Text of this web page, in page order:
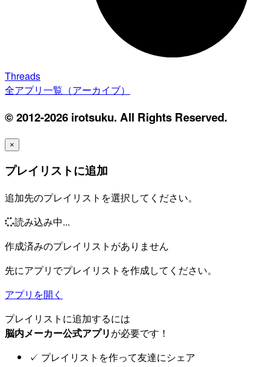
Threads
全アプリ一覧（アーカイブ）
© 2012-2026 irotsuku. All Rights Reserved.
×
プレイリストに追加
追加先のプレイリストを選択してください。
読み込み中...
作成済みのプレイリストがありません
先にアプリでプレイリストを作成してください。
アプリを開く
プレイリストに追加するには
脳内メーカー公式アプリが必要です！
✓ プレイリストを作って友達にシェア